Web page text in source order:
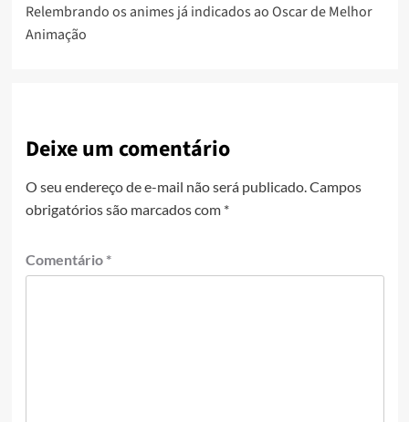
Relembrando os animes já indicados ao Oscar de Melhor
Animação
Deixe um comentário
O seu endereço de e-mail não será publicado. Campos
obrigatórios são marcados com *
Comentário *